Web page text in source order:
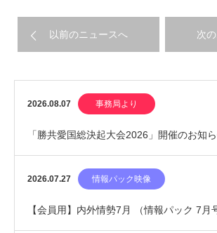
以前のニュースへ 次
2026.08.07 事務局より
「勝共愛国総決起大会2026」開催のお知
2026.07.27 情報パック映像
【会員用】内外情勢7月 （情報パック 7月